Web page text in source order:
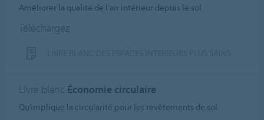
Améliorer la qualité de l’air intérieur depuis le sol
Téléchargez
Livre blanc Économie circulaire
Qu’implique la circularité pour les revêtements de sol